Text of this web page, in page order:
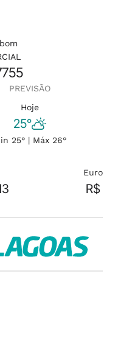
PREVISÃO
Hoje
25°
25° | Máx 26°
Euro
R$